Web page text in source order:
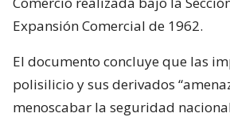
Expansión Comercial de 1962.
El documento concluye que las
polisilicio y sus derivados
menoscabar la seguridad